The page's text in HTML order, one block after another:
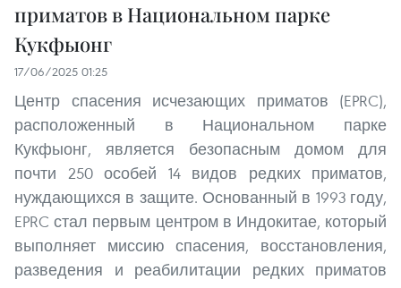
приматов в Национальном парке
Кукфыонг
17/06/2025 01:25
Центр спасения исчезающих приматов (EPRC),
расположенный в Национальном парке
Кукфыонг, является безопасным домом для
почти 250 особей 14 видов редких приматов,
нуждающихся в защите. Основанный в 1993 году,
EPRC стал первым центром в Индокитае, который
выполняет миссию спасения, восстановления,
разведения и реабилитации редких приматов